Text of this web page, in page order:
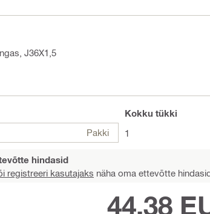
J36X1,5
Pakki
Kokku tükki
1
hindasid
registreeri kasutajaks näha oma ettevõtte
44,38